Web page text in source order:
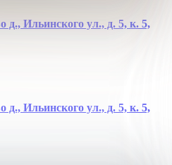
д., Ильинского ул., д. 5, к. 5,
д., Ильинского ул., д. 5, к. 5,